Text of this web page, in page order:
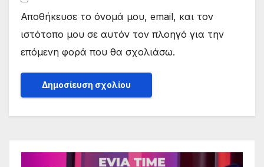
Αποθήκευσε το όνομά μου, email, και τον
ιστότοπο μου σε αυτόν τον πλοηγό για την
επόμενη φορά που θα σχολιάσω.